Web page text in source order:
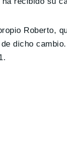
Roberto,
dicho